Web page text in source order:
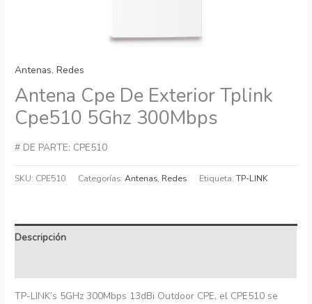
Antenas,Redes
Antena Cpe De Exterior Tplink
Cpe510 5Ghz 300Mbps
# DE PARTE: CPE510
SKU: CPE510 Categorías:Antenas, Redes Etiqueta:TP-LINK
Descripción
TP-LINK’s 5GHz 300Mbps 13dBi Outdoor CPE, el CPE510 se